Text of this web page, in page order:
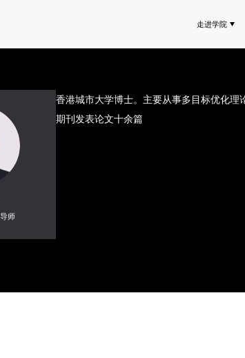
走进学院
师
香港城市大学博士。主要从事多目标优化理
期刊发表论文十余篇